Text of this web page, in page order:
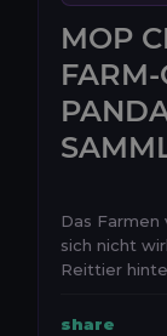
MOP
Das
sich nicht
Reittier
share